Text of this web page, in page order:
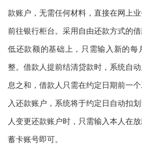
款账户，无需任何材料，直接在网上
前往银行柜台。采用自由还款方式的
低还款额的基础上，只需输入新的每
整。借款人提前结清贷款时，系统自
息之和，借款人只需在约定日期前一
入还款账户，系统将于约定日自动扣
人变更还款账户时，只需输入本人在
蓄卡账号即可。